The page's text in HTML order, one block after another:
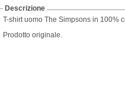
Descrizione
T-shirt uomo The Simpsons in 100%
Prodotto originale.